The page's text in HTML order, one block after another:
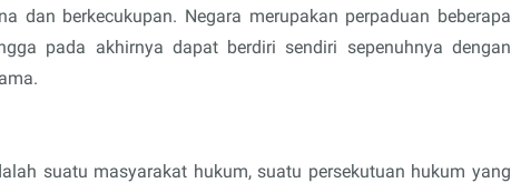
dan berkecukupan. Negara merupakan perpaduan beberapa
pada akhirnya dapat berdiri sendiri sepenuhnya dengan
suatu masyarakat hukum, suatu persekutuan hukum yang